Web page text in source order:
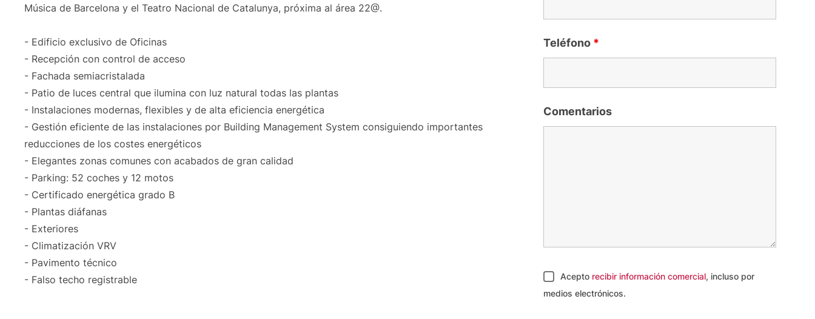
Música de Barcelona y el Teatro Nacional de Catalunya, próxima al área 22@.
- Edificio exclusivo de Oficinas
- Recepción con control de acceso
- Fachada semiacristalada
- Patio de luces central que ilumina con luz natural todas las plantas
- Instalaciones modernas, flexibles y de alta eficiencia energética
- Gestión eficiente de las instalaciones por Building Management System consiguiendo importantes
reducciones de los costes energéticos
- Elegantes zonas comunes con acabados de gran calidad
- Parking: 52 coches y 12 motos
- Certificado energética grado B
- Plantas diáfanas
- Exteriores
- Climatización VRV
- Pavimento técnico
- Falso techo registrable
Teléfono *
Comentarios
Acepto recibir información comercial, incluso por
medios electrónicos.